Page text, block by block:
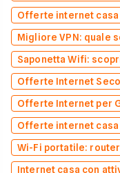
Offerte internet casa
Migliore VPN: quale
Saponetta Wifi:
Offerte Internet
Offerte Internet per
Offerte internet
Wi-Fi portatile:
Internet casa con